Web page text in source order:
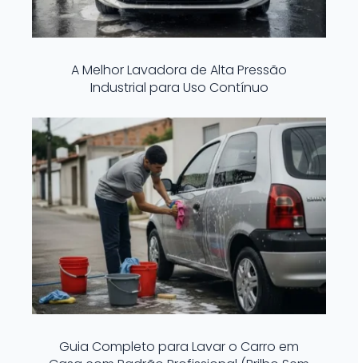
A Melhor Lavadora de Alta Pressão
Industrial para Uso Contínuo
Guia Completo para Lavar o Carro em